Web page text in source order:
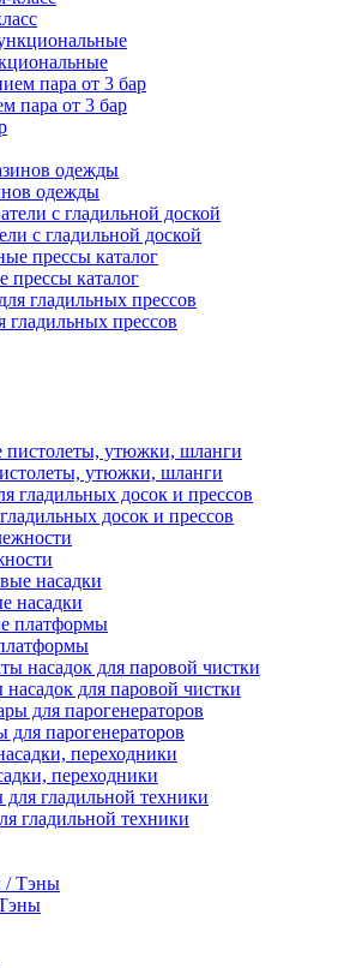
пара от 3 бар
одежды
с гладильной доской
прессы каталог
гладильных прессов
утюжки, шланги
досок и прессов
насадки
для паровой чистки
для парогенераторов
переходники
гладильной техники